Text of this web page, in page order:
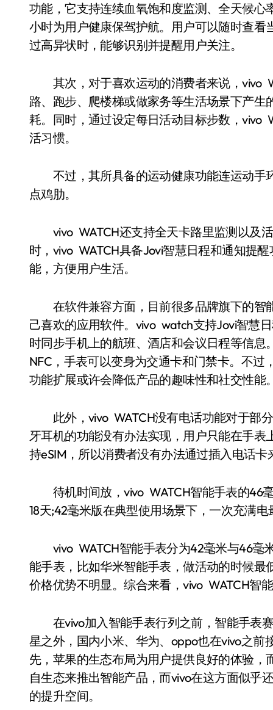
功能，它支持连续血氧饱和度监测、全天候
小时为用户健康保驾护航。用户可以随时查
过高异状时，能够识别并提醒用户关注。
其次，对于喜欢运动的消费者来说，vivo
路、跑步、爬楼梯或做家务等生活场景下产
耗。同时，通过设定每日活动目标步数，vivo
活习惯。
不过，其所具备的运动健康功能连运动手
点鸡肋。
vivo WATCH还支持全天卡路里监测以及
时，vivo WATCH具备Jovi智慧日程和通知提
能，方便用户生活。
在软件兼容方面，目前很多品牌旗下的智
己喜欢的应用软件。vivo watch支持Jovi智慧
时同步手机上的航班、酒店和会议日程等信
NFC，手表可以变身为交通卡和门禁卡。不
功能扩展或许会降低产品的趣味性和社交性能
此外，vivo WATCH没有电话功能对于部
牙耳机的功能没有办法实现，用户只能在手
持eSIM，所以消费者没有办法通过插入电话卡
待机时间放，vivo WATCH智能手表的46
18天;42毫米版在典型使用场景下，一次充满
vivo WATCH智能手表分为42毫米与46毫
能手表，比如华米智能手表，做活动的时候
价格优势不明显。综合来看，vivo WATCH智
在vivo加入智能手表行列之前，智能手表
星之外，国内小米、华为、oppo也在vivo之
先，苹果的生态布局为用户提供良好的体验
自生态来推出智能产品，而vivo在这方面似乎
的提升空间。